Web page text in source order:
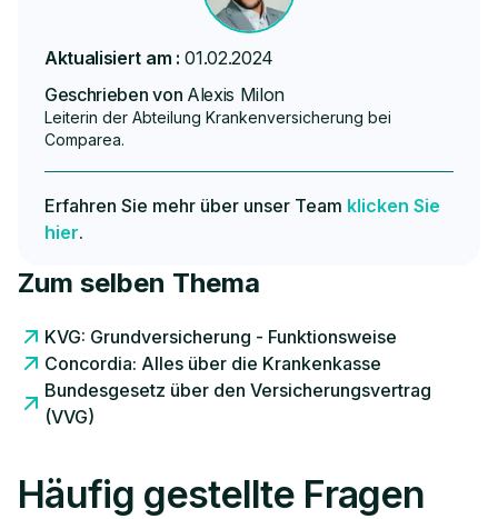
Aktualisiert am : 01.02.2024
Geschrieben von Alexis Milon
Leiterin der Abteilung Krankenversicherung bei
Comparea.
Erfahren Sie mehr über unser Team klicken Sie
hier.
Zum selben Thema
KVG: Grundversicherung - Funktionsweise
Concordia: Alles über die Krankenkasse
Bundesgesetz über den Versicherungsvertrag
(VVG)
Häufig gestellte Fragen